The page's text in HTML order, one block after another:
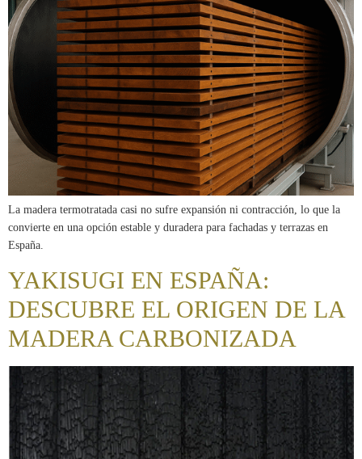
La madera termotratada casi no sufre expansión ni contracción, lo que la
convierte en una opción estable y duradera para fachadas y terrazas en
España.
YAKISUGI EN ESPAÑA:
DESCUBRE EL ORIGEN DE LA
MADERA CARBONIZADA